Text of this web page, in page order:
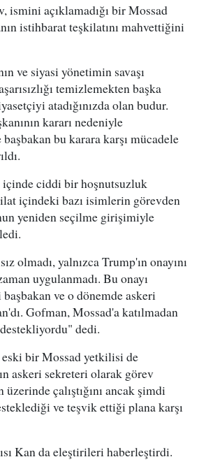
ismini açıklamadığı bir Mossad
istihbarat teşkilatını mahvettiğini
ve siyasi yönetimin savaşı
temizlemekten başka
atadığınızda olan budur.
kararı nedeniyle
bu karara karşı mücadele
ciddi bir hoşnutsuzluk
içindeki bazı isimlerin görevden
yeniden seçilme girişimiyle
olmadı, yalnızca Trump'ın onayını
uygulanmadı. Bu onayı
ve o dönemde askeri
Gofman, Mossad'a katılmadan
dedi.
bir Mossad yetkilisi de
askeri sekreteri olarak görev
üzerinde çalıştığını ancak şimdi
ve teşvik ettiği plana karşı
Kan da eleştirileri haberleştirdi.